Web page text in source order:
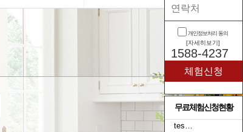
개인정보처리 동의
[자세히보기]
1588-4237
무료체험신청현황
tes…